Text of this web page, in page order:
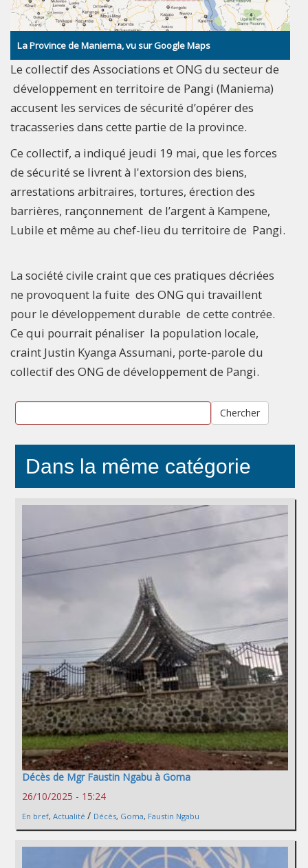
La Province de Maniema, vu sur Google Maps
Le collectif des Associations et ONG du secteur de
développement en territoire de Pangi (Maniema)
accusent les services de sécurité d’opérer des
tracasseries dans cette partie de la province.
Ce collectif, a indiqué jeudi 19 mai, que les forces
de sécurité se livrent à l'extorsion des biens,
arrestations arbitraires, tortures, érection des
barrières, rançonnement de l’argent à Kampene,
Lubile et même au chef-lieu du territoire de Pangi.
La société civile craint que ces pratiques décriées
ne provoquent la fuite des ONG qui travaillent
pour le développement durable de cette contrée.
Ce qui pourrait pénaliser la population locale,
craint Justin Kyanga Assumani, porte-parole du
collectif des ONG de développement de Pangi.
Chercher
Dans la même catégorie
Décès de Mgr Faustin Ngabu à Goma
26/10/2025 - 15:24
En bref, Actualité / Décès, Goma, Faustin Ngabu